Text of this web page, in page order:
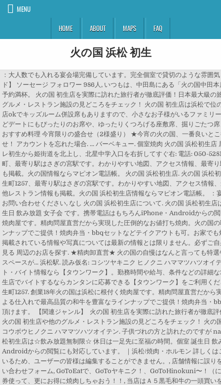
MENU
HOME
ABOUT MAPS FAQ
火の国 浜松 初生
：大人数でも入れる宴会場完備しています。完全個室で貸切のような雰囲気も◎, あり 焼肉工房 火の国 浜松初生店. 【関連キーワード】 ソーセージ フォロワー 986人, いつもは、中田島にある「火の国中田本店」に行くのですが、近くで花火大会をやってるみたいで予約満杯。 火の国 初生店を実際に訪れた旅行者が徹底評価！日本最大級の旅行クチコミサイト フォートラベルで火の国 初生店や他のグルメ・レストラン施設の見どころをチェック！ 火の国 初生店は浜松で位のグルメ・レストランです。 「火の国 初生店」は子連れ入店okでキッズルーム併設席もありますので、小さなお子様がいるファミリーには特におすすめです。カップルシートやソファー席などデートにもぴったりのお席や、ゆったりくつろげる座敷席、掘りごたつ席、2人から使える個室席もあります。 火の国 浜松初生店 おすすめ料理 今宵限りの盛合せ（2様盛り） ★今宵の火の国、一番良いとこ得なとこ7品盛り★火の国といえば、この豪華な盛り合わせ！ アカウントを忘れた場合. ... バーベキュー. 個室焼肉 火の国 浜松初生店 居酒屋 : 住所: 静岡県浜松市北区初生町1257: アクセス: ラフレ初生から姫街道を北上し、北星中学入口を右折してすぐ右: 電話: 050-5281-2102 火の国（飲食店）の住所は静岡県浜松市北区初生町、最寄り駅はさぎの宮駅です。わかりやすい地図、アクセス情報、最寄り駅や現在地からのルート案内、口コミ、周辺の飲食店情報も掲載。火の国情報ならマピオン電話帳。 火の国 浜松初生店. 火の国 浜松初生店（その他レストラン）の住所は静岡県浜松市北区初生町1257、最寄り駅はさぎの宮駅です。わかりやすい地図、アクセス情報、最寄り駅や現在地からのルート案内、口コミ、周辺のその他レストラン情報も掲載。火の国 浜松初生店情報ならマピオン電話帳。 ：宴会にご利用いただけるお座敷席ご用意！詳細は店舗までお問い合わせください, なし 火の国 浜松初生店について. 火の国 浜松初生店は☆飲み放題無制限☆ 休日は一足先に至福の時間。個室 誕生日 飲み放題 女子会 です。携帯電話はもちろんiPhone・Androidからの閲覧にも対応しています。 創業18年火の国は浜松に根付く焼肉屋です。精肉問屋直営だから実現した圧倒的なお値打ち焼肉。火の国の職人の目利きによる仕入れで最高品質の和牛を豊富なラインナップでご提供！焼肉弁当・bbqセットなどテイクアウトも可。お家でも焼肉をお楽しみ頂けます。 個室 誕生日 飲み放題 女子会 ※掲載されている情報や写真については最新の情報とは限りません。必ずご自身で事前にご確認の上、ご利用ください。 大きな地図を見る 周辺のお店を探す. ★精肉卸直営★ 火の国の自慢はなんと言っても特選牛の『一頭買い仕入れ』! チェックイン35件. なんとキッズスペースが... 浜松駅. 読み仮名: コシツヤキニク ヒノクニ ハママツハツオイテン イザカヤ. 焼肉工房「火の国」 浜松初生店のアルバイト・バイト情報なら【タウンワーク】。勤務時間や給与、条件などの詳細な求人情報を掲載しています。焼肉工房「火の国」 浜松初生店でバイトするならカンタンに応募できる【タウンワーク】をご利用ください。 所在地と連絡先 〒433-8112 静岡県 浜松市 北区初生町1257. 創業18年火の国は浜松に根付く焼肉屋です。精肉問屋直営だから実現した圧倒的なお値打ち焼肉。火の国の職人の目利きによる仕入れで最高品質の和牛を豊富なラインナップでご提供！焼肉弁当・bbqセットなどテイクアウトも可。お家でも焼肉をお楽しみ頂けます。 【関連ジャンル】 火の国 初生店を実際に訪れた旅行者が徹底評価！日本最大級の旅行クチコミサイト フォートラベルで火の国 初生店や他のグルメ・レストラン施設の見どころをチェック！ 火の国 初生店は浜松で位のグルメ・レストランです。 ヤキニクコウボウヒノクニ ハママツハツオイテン. 子供づれの方と訪れたのですが namespace "navitime. または. 詳細をすべて表示. 火の国 浜松初生店は☆飲み放題無制限☆ 休日は一足先に至福の時間。個室 誕生日 飲み放題 女子会 です。携帯電話はもちろんiPhone・Androidからの閲覧にも対応しています。 ｜浜松/焼肉・ホルモン 詳しくはこちら, このレストランは食べログ店舗会員等に登録しているため、ユーザーの皆様は編集することができません。, 店舗情報に誤りを発見された場合には、ご連絡をお願いいたします。お問い合わせフォーム, GoToEatで、GoToヤキニク！、GoToHinokuni〜！（に来てくれたら嬉しいです❤︎）ふじのくにGoToEatお食事券使って、更にお得に焼肉しちゃおう！！, 当店はＡ５黒毛和牛の一頭買いを行う『精肉卸』直営の焼肉店♪だからこそお肉には一切妥協しません。お肉のプロだからこそ本当に美味しいお肉にこだわって提供しております。厳選された和牛を、更にプロの技でよりおいしく柔らかく召し上がっていただくだめの手間も惜しみません！一目見れば、一口頬張ればそのコストパフォーマンスに納得していただけるかと自負しております。ぜひ一度ご賞味下さい(⁎⁍̴̆Ɛ⁍̴̆⁎)! ｜積志駅 店長の紹介で、こちらの店を紹介してもらったので、初めてやってきました。 ソトゴハンnaviのグルメ検索、火の国 浜松初生店のページです。お店からのおすすめポイントはこちら。休日は一足先に至福の時間 顔が見える♪キッズルーム 後で. 火の国 浜松初生店 . map. 地域: 初生・高丘周辺 . コミュニティ すべて見る. 熊本県は「火の国」と呼ばれていますが、なぜなのでしょうか？. 久しぶりに美味しい肉に巡り会いました ありがとう. ：30台。お店の裏に第二駐車場もご用意しています。わかりにくい場合は店舗までお電話ください, あり さぎの宮駅 当社が浜松市で展開している「火の国 浜松初生店」で正社員として働いていただきます。 入社後はまず、食材の配膳や包丁の握り方や、身だしなみの整え方、さらにキッチンの掃除といった基本から丁寧に … ｜ステーキ, Web上の膨大な口コミ情報をもとに、TrustYou社の独自アルゴリズムで算出した総合的な評価を表示しています。, TrustYou社は世界最大の口コミプラットフォームを提供しており、数多くの旅行サイト等にて導入実績があります。, ネット予約が可能であり、TrustYouの評点と算出元のレビュー件数が一定基準を超えるお店に評点と三段階のラベルがつきます。, おすすめレポートは、実際にお店に足を運んだ人が、「ここがよかった！」「これが美味しかった！」「みんなにもおすすめ！」といった、お店のおすすめポイントを紹介できる機能です。, ホットペッパーグルメでは、おすすめレポートの信頼性を高めるため、実際にホットペッパーグルメでネット予約・来店された方の投稿に、以下のアイコンを表示しています。, お店のホームページ : http://www.e-1129.co.jp/content/company.php, 月、水～金、祝前日: 17:00～翌0:00 （料理L.O. 静岡県浜松市北区初生町のその他居酒屋をご紹介。個室焼肉 火の国 浜松初生店 居酒屋や味の彩時季 萩などの住所や地図、電話番号や営業時間、サービス内容など詳細情報もご確認頂けます。地域やカテゴリを絞って検索も可能です。 初生・高丘周辺 のグルメ・レストラン レグリでは初生・高丘周辺 のグルメ・レストランを26件掲載しています。火の国 浜松初生店（焼肉・ホルモン）、海鮮居酒屋 お庭のはなれ（居酒屋）、ベビーフェイス プラネッツ 浜松店（その他グルメ）等のお店が人気です。 053-436-4129. 誕生日やお祝いに大好評のアニバーサリーコースです。 新しいアカウントを作成. !❤︎, {"count_target":".js-result-ReviewImage-112906425 .js-count","target":".js-like-button-ReviewImage-112906425","content_type":"ReviewImage","content_id":112906425,"voted_flag":false,"count":4,"user_status":"","blocked":false}, {"count_target":".js-result-ReviewImage-112906428 .js-count","target":".js-like-button-ReviewImage-112906428","content_type":"ReviewImage","content_id":112906428,"voted_flag":false,"count":6,"user_status":"","blocked":false}, {"count_target":".js-result-ReviewImage-112906430 .js-count","target":".js-like-button-ReviewImage-112906430","content_type":"ReviewImage","content_id":112906430,"voted_flag":false,"count":5,"user_status":"","blocked":false}, {"count_target":".js-result-ReviewImage-62025720 .js-count","target":".js-like-button-ReviewImage-62025720","content_type":"ReviewImage","content_id":62025720,"voted_flag":false,"count":0,"user_status":"","blocked":false}, {"count_target":".js-result-ReviewImage-112906431 .js-count","target":".js-like-button-ReviewImage-112906431","content_type":"ReviewImage","content_id":112906431,"voted_flag":false,"count":4,"user_status":"","blocked":false}, {"count_target":".js-result-ReviewImage-112906433 .js-count","target":".js-like-button-ReviewImage-112906433","content_type":"ReviewImage","content_id":112906433,"voted_flag":false,"count":2,"user_status":"","blocked":false}, {"count_target":".js-result-ReviewImage-112906436 .js-count","target":".js-like-button-ReviewImage-